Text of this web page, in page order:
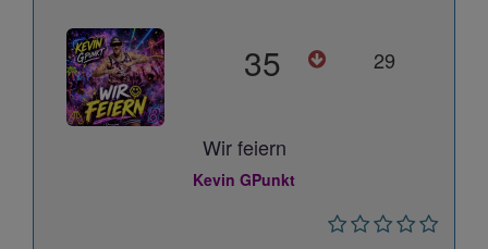
35 29
Wir feiern
Kevin GPunkt